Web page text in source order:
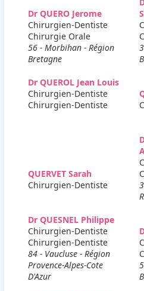
Dr QUERO Jerome
Chirurgien-Dentiste
Chirurgie Orale
56 - Morbihan - Région
Bretagne
Dr QUEROL Jean Louis
Chirurgien-Dentiste
Chirurgien-Dentiste
QUERVET Sarah
Chirurgien-Dentiste
Dr QUESNEL Philippe
Chirurgien-Dentiste
Chirurgien-Dentiste
84 - Vaucluse - Région
Provence-Alpes-Cote
D'Azur